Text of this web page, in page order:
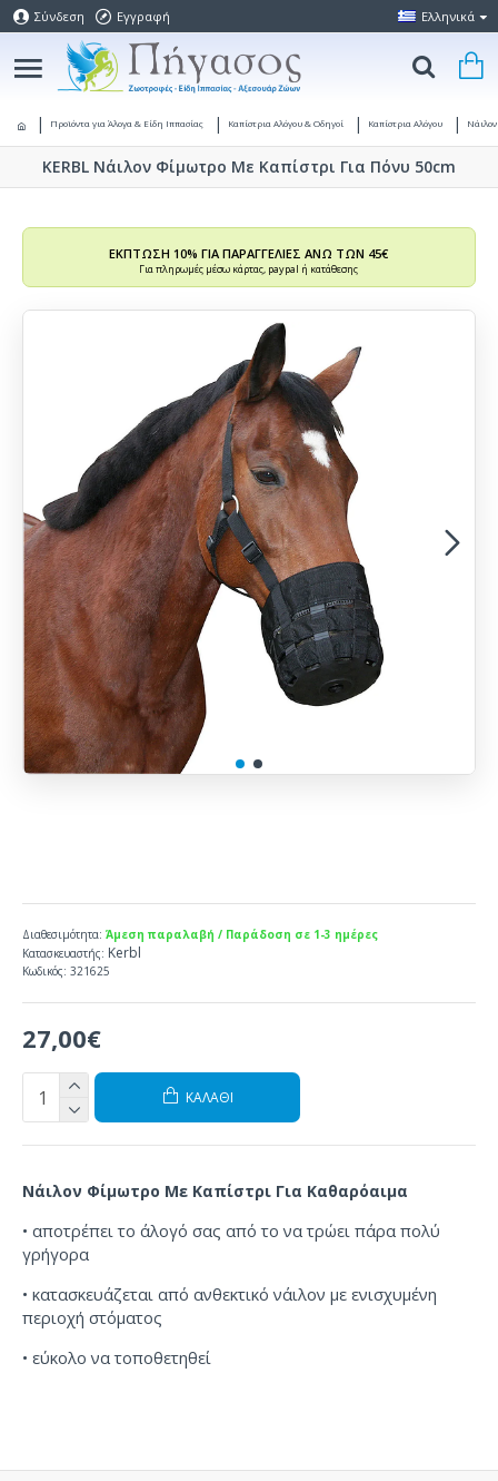
Σύνδεση Εγγραφή Ελληνικά
Προϊόντα για Άλογα & Είδη Ιππασίας Καπίστρια Αλόγου & Οδηγοί Καπίστρια Αλόγου
KERBL Νάιλον Φίμωτρο Με Καπίστρι Για Πόνυ 50cm
ΕΚΠΤΩΣΗ 10% ΓΙΑ ΠΑΡΑΓΓΕΛΙΕΣ ΑΝΩ ΤΩΝ 45€
Για πληρωμές μέσω κάρτας, paypal ή κατάθεσης
27,00€
Διαθεσιμότητα: Άμεση παραλαβή / Παράδοση σε 1-3 ημέρες
Κατασκευαστής: Kerbl
Κωδικός: 321625
ΚΑΛΆΘΙ
Νάιλον Φίμωτρο Με Καπίστρι Για Καθαρόαιμα
• αποτρέπει το άλογό σας από το να τρώει πάρα πολύ
γρήγορα
• κατασκευάζεται από ανθεκτικό νάιλον με ενισχυμένη
περιοχή στόματος
• εύκολο να τοποθετηθεί